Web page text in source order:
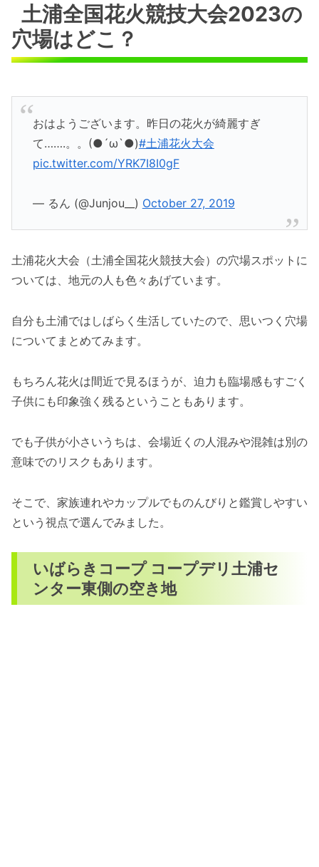
土浦全国花火競技大会2023の
穴場はどこ？
おはようございます。昨日の花火が綺麗すぎ
て…….。。(●´ω`●)#土浦花火大会
pic.twitter.com/YRK7I8I0gF
— るん (@Junjou__) October 27, 2019
土浦花火大会（土浦全国花火競技大会）の穴場スポットに
ついては、地元の人も色々あげています。
自分も土浦ではしばらく生活していたので、思いつく穴場
についてまとめてみます。
もちろん花火は間近で見るほうが、迫力も臨場感もすごく
子供にも印象強く残るということもあります。
でも子供が小さいうちは、会場近くの人混みや混雑は別の
意味でのリスクもあります。
そこで、家族連れやカップルでものんびりと鑑賞しやすい
という視点で選んでみました。
いばらきコープ コープデリ土浦セ
ンター東側の空き地